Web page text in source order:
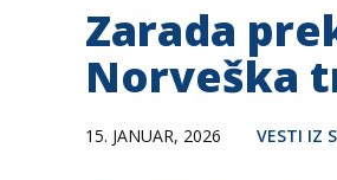
Zarada
Norveška
15. JANUAR, 2026 VESTI IZ